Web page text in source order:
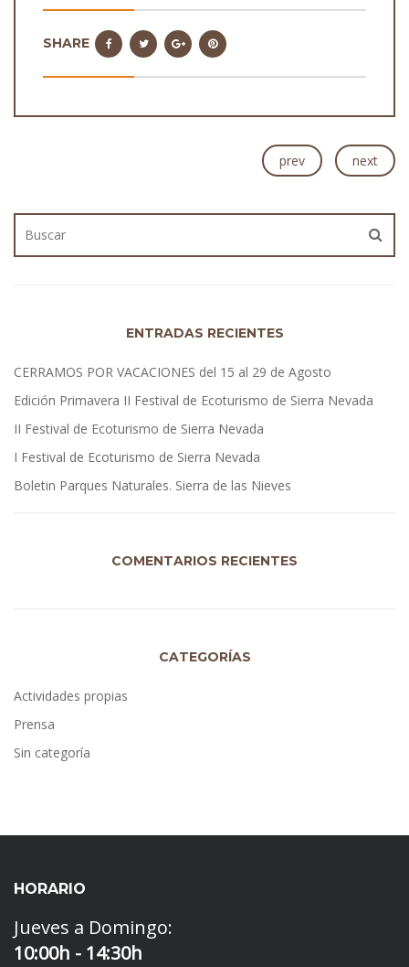
SHARE
prev next
ENTRADAS RECIENTES
CERRAMOS POR VACACIONES del 15 al 29 de Agosto
Edición Primavera II Festival de Ecoturismo de Sierra Nevada
II Festival de Ecoturismo de Sierra Nevada
I Festival de Ecoturismo de Sierra Nevada
Boletin Parques Naturales. Sierra de las Nieves
COMENTARIOS RECIENTES
CATEGORÍAS
Actividades propias
Prensa
Sin categoría
HORARIO
Jueves a Domingo:
10:00h - 14:30h